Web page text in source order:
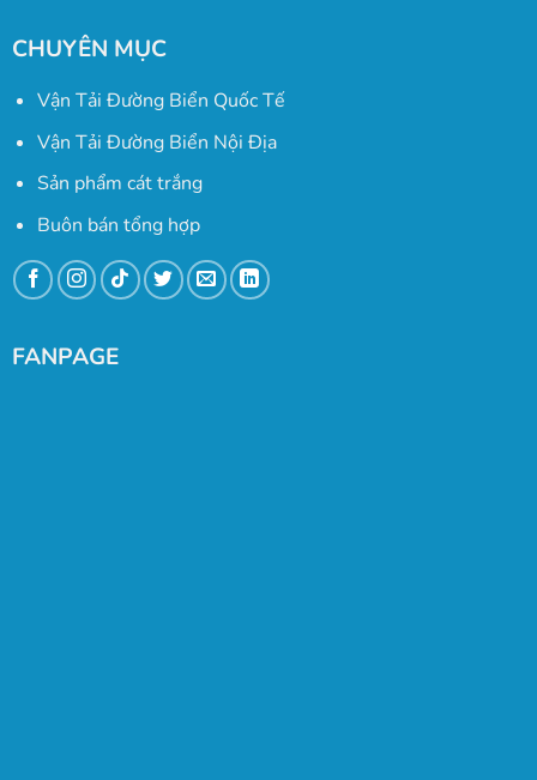
CHUYÊN MỤC
Vận Tải Đường Biển Quốc Tế
Vận Tải Đường Biển Nội Địa
Sản phẩm cát trắng
Buôn bán tổng hợp
FANPAGE